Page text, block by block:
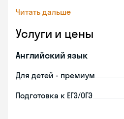
Читать дальше
Услуги и цены
Английский язык
Для детей - премиум
Подготовка к ЕГЭ/ОГЭ